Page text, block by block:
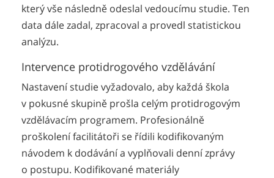
který vše následně odeslal vedoucímu studie. Ten
data dále zadal, zpracoval a provedl statistickou
analýzu.
Intervence protidrogového vzdělávání
Nastavení studie vyžadovalo, aby každá škola
v pokusné skupině prošla celým protidrogovým
vzdělávacím programem. Profesionálně
proškolení facilitátoři se řídili kodifikovaným
návodem k dodávání a vyplňovali denní zprávy
o postupu. Kodifikované materiály